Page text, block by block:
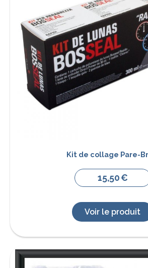
Kit de collage Pare-
15,50€
Voir le produit